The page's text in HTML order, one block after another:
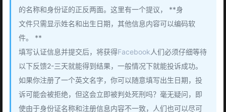
的名称和身份证的正反两面。这里有一个提议， **身
文件只需显示姓名和出生日期，其他信息内容可以编码软
件。 **
填写认证信息并提交后，将获得Facebook 人们必须仔细等待
以下反馈2-三天就能得到结果，一般情况下就能投诉成功。
如果你注册了一个英文名字，你可以随意填写出生日期，投
诉可能会被拒绝，但这会立即被判处死刑吗？毫无疑问，即
使由于身份证名称和注册信息内容不一致，人们也可以尽可